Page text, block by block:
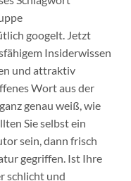
googelt. Jetzt
Insiderwissen
und attraktiv
Wort aus der
genau weiß, wie
Sie selbst ein
sein, dann frisch
gegriffen. Ist Ihre
schlicht und